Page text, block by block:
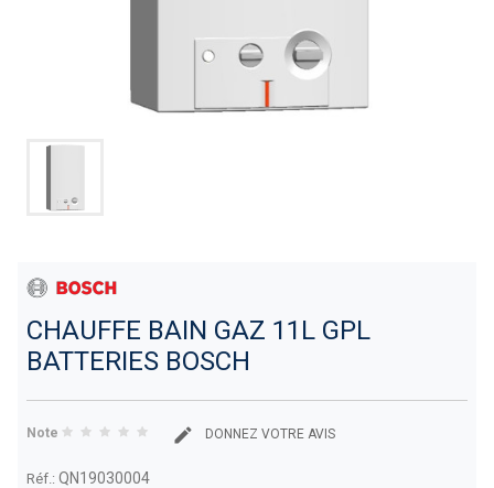
CHAUFFE BAIN GAZ 11L GPL
BATTERIES BOSCH
Note DONNEZ VOTRE AVIS
Réf.: QN19030004